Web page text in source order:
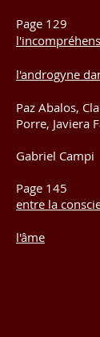
Page 129
l'androgyne
Par
Paz Abalos,
Porre, Javiera
Gabriel Campi
Page
entre la
l'âme